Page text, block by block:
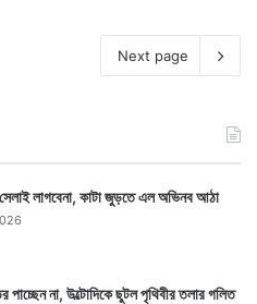
Next page
লাগবেনা, কাটা জুড়তে এল অভিনব আঠা
পাচ্ছেন না, উল্টোদিকে ছুটল পৃথিবীর তলার গলিত